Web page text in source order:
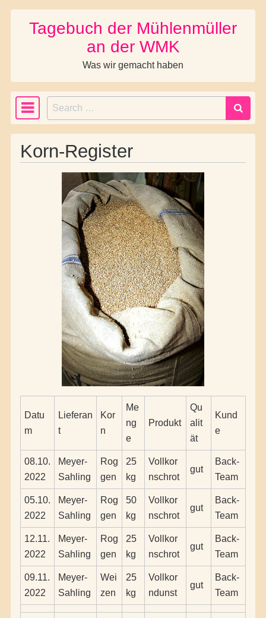
Skip to content
Tagebuch der Mühlenmüller
an der WMK
Was wir gemacht haben
Main Navigation
Search
Korn-Register
Datu
m
Lieferan
t
Kor
n
Me
ng
e
Produkt
Qu
alit
ät
Kund
e
08.10.
2022
Meyer-
Sahling
Rog
gen
25
kg
Vollkor
nschrot
gut
Back-
Team
05.10.
2022
Meyer-
Sahling
Rog
gen
50
kg
Vollkor
nschrot
gut
Back-
Team
12.11.
2022
Meyer-
Sahling
Rog
gen
25
kg
Vollkor
nschrot
gut
Back-
Team
09.11.
2022
Meyer-
Sahling
Wei
zen
25
kg
Vollkor
ndunst
gut
Back-
Team